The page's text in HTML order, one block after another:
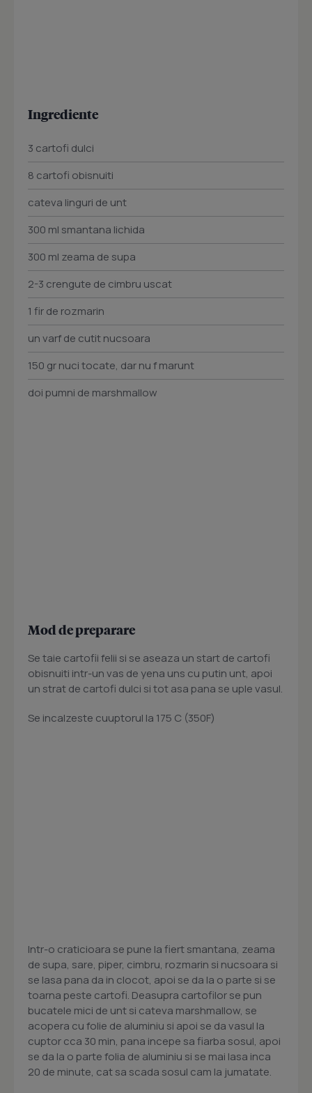
Ingrediente
3 cartofi dulci
8 cartofi obisnuiti
cateva linguri de unt
300 ml smantana lichida
300 ml zeama de supa
2-3 crengute de cimbru uscat
1 fir de rozmarin
un varf de cutit nucsoara
150 gr nuci tocate, dar nu f marunt
doi pumni de marshmallow
Mod de preparare
Se taie cartofii felii si se aseaza un start de cartofi
obisnuiti intr-un vas de yena uns cu putin unt, apoi
un strat de cartofi dulci si tot asa pana se uple vasul.
Se incalzeste cuuptorul la 175 C (350F)
Intr-o craticioara se pune la fiert smantana, zeama
de supa, sare, piper, cimbru, rozmarin si nucsoara si
se lasa pana da in clocot, apoi se da la o parte si se
toarna peste cartofi. Deasupra cartofilor se pun
bucatele mici de unt si cateva marshmallow, se
acopera cu folie de aluminiu si apoi se da vasul la
cuptor cca 30 min, pana incepe sa fiarba sosul, apoi
se da la o parte folia de aluminiu si se mai lasa inca
20 de minute, cat sa scada sosul cam la jumatate.